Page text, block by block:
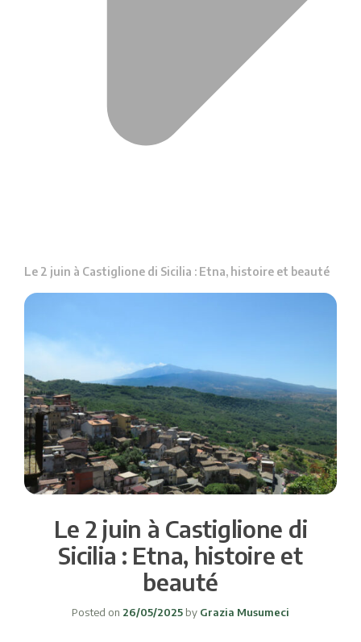
Le 2 juin à Castiglione di Sicilia : Etna, histoire et beauté
Le 2 juin à Castiglione di
Sicilia : Etna, histoire et
beauté
Posted on 26/05/2025 by Grazia Musumeci